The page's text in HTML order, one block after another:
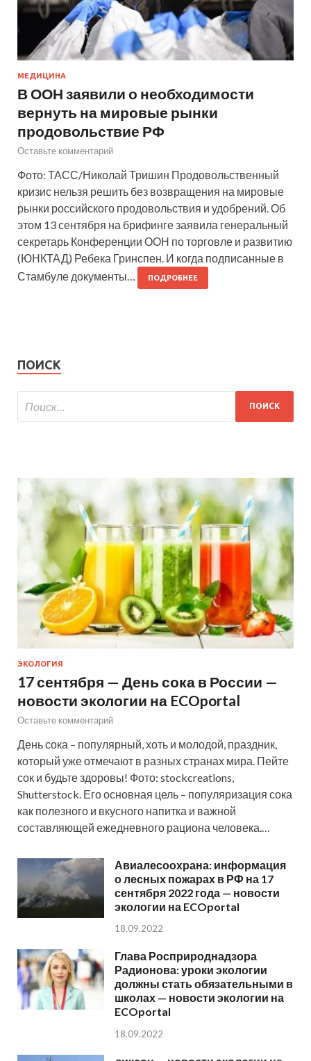
МЕДИЦИНА
В ООН заявили о необходимости
вернуть на мировые рынки
продовольствие РФ
Оставьте комментарий
Фото: ТАСС/Николай Тришин Продовольственный
кризис нельзя решить без возвращения на мировые
рынки российского продовольствия и удобрений. Об
этом 13 сентября на брифинге заявила генеральный
секретарь Конференции ООН по торговле и развитию
(ЮНКТАД) Ребека Гринспен. И когда подписанные в
Стамбуле документы…
ПОДРОБНЕЕ
ПОИСК
ЭКОЛОГИЯ
17 сентября — День сока в России —
новости экологии на ECOportal
Оставьте комментарий
День сока – популярный, хоть и молодой, праздник,
который уже отмечают в разных странах мира. Пейте
сок и будьте здоровы! Фото: stockcreations,
Shutterstock. Его основная цель – популяризация сока
как полезного и вкусного напитка и важной
составляющей ежедневного рациона человека.…
Авиалесоохрана: информация
о лесных пожарах в РФ на 17
сентября 2022 года — новости
экологии на ECOportal
18.09.2022
Глава Росприроднадзора
Радионова: уроки экологии
должны стать обязательными в
школах — новости экологии на
ECOportal
18.09.2022